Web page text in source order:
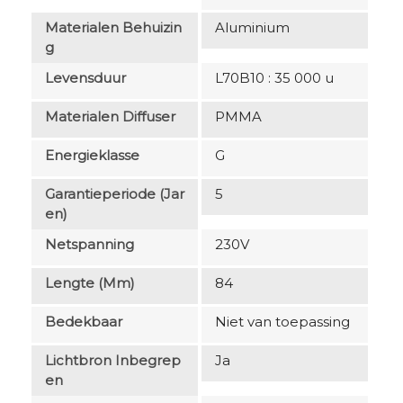
Materialen Behuizin
G
Aluminium
Levensduur L70B10 : 35 000 u
Materialen Diffuser PMMA
Energieklasse G
Garantieperiode (jar
En)
5
Netspanning 230V
Lengte (mm) 84
Bedekbaar Niet van toepassing
Lichtbron Inbegrep
En
Ja